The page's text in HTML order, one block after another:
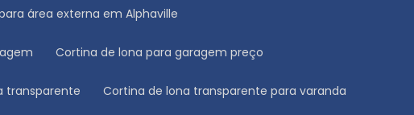
área externa em Alphaville
Cortina de lona para garagem preço
transparente Cortina de lona transparente para varanda